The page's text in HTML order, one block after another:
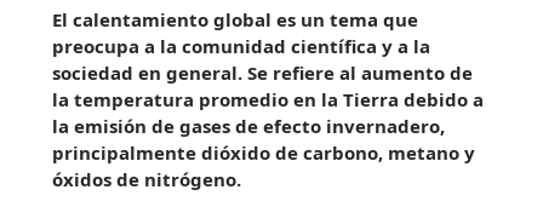
El calentamiento global es un tema que
preocupa a la comunidad científica y a la
sociedad en general. Se refiere al aumento de
la temperatura promedio en la Tierra debido a
la emisión de gases de efecto invernadero,
principalmente dióxido de carbono, metano y
óxidos de nitrógeno.